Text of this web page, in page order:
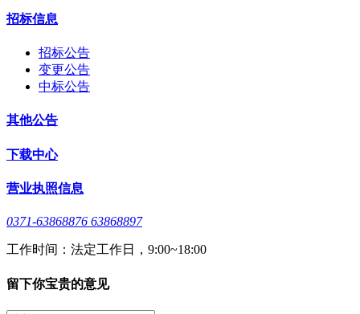
招标信息
招标公告
变更公告
中标公告
其他公告
下载中心
营业执照信息
0371-63868876 63868897
工作时间：法定工作日，9:00~18:00
留下你宝贵的意见